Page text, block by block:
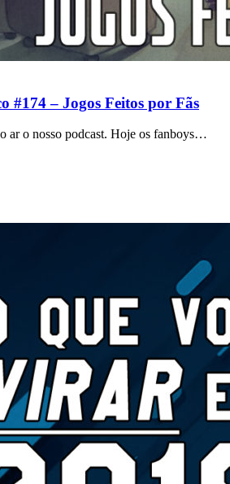
#174 – Jogos Feitos por Fãs
ar o nosso podcast. Hoje os fanboys…